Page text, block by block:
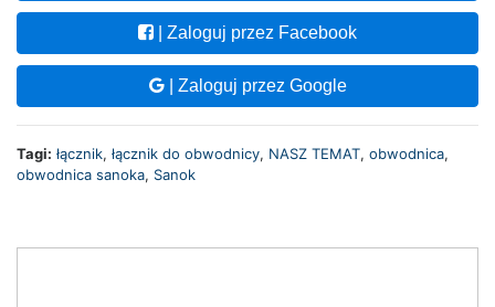
| Zaloguj przez Facebook
| Zaloguj przez Google
Tagi: łącznik, łącznik do obwodnicy, NASZ TEMAT, obwodnica,
obwodnica sanoka, Sanok